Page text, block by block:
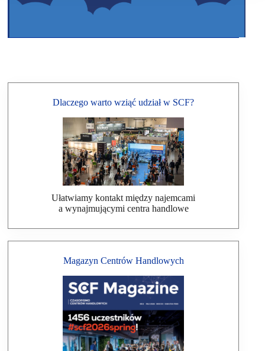
Dlaczego warto wziąć udział w SCF?
Ułatwiamy kontakt między najemcami
a wynajmującymi centra handlowe
Magazyn Centrów Handlowych